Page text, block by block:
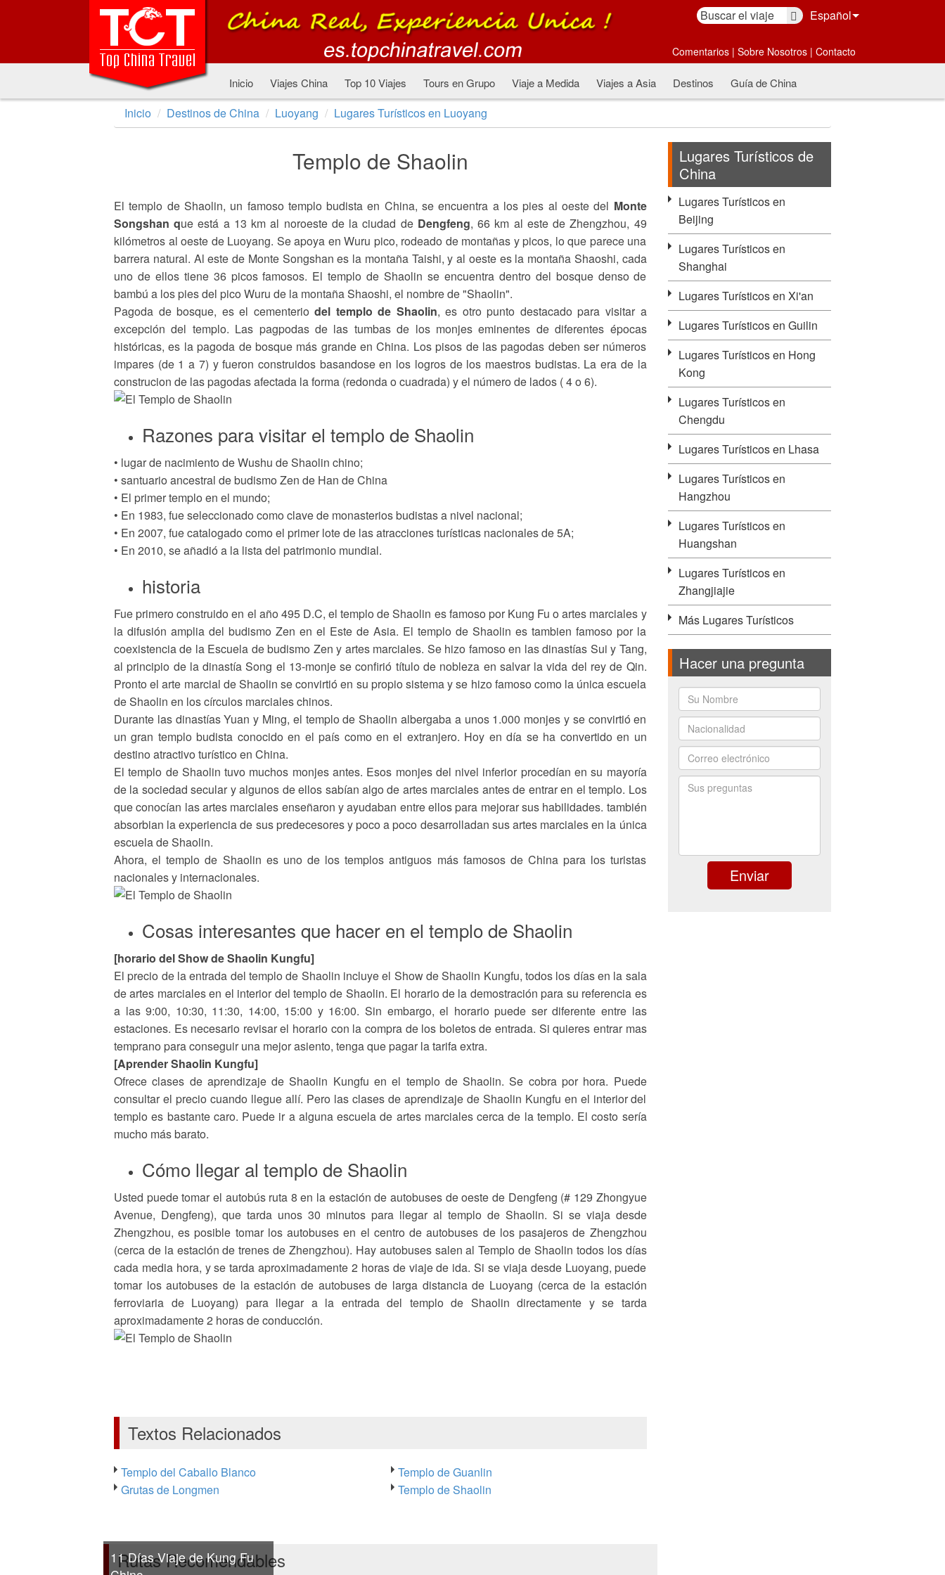
Español
Comentarios | Sobre Nosotros | Contacto
Inicio Viajes China Top 10 Viajes Tours en Grupo Viaje a Medida Viajes a Asia Destinos Guía de China
Inicio Destinos de China Luoyang Lugares Turísticos en Luoyang
Templo de Shaolin
El templo de Shaolin, un famoso templo budista en China, se encuentra a los pies al oeste del Monte
Songshan que está a 13 km al noroeste de la ciudad de Dengfeng, 66 km al este de Zhengzhou, 49
kilómetros al oeste de Luoyang. Se apoya en Wuru pico, rodeado de montañas y picos, lo que parece una
barrera natural. Al este de Monte Songshan es la montaña Taishi, y al oeste es la montaña Shaoshi, cada
uno de ellos tiene 36 picos famosos. El templo de Shaolin se encuentra dentro del bosque denso de
bambú a los pies del pico Wuru de la montaña Shaoshi, el nombre de "Shaolin".
Pagoda de bosque, es el cementeriodel templo de Shaolin, es otro punto destacado para visitar a
excepción del templo. Las pagpodas de las tumbas de los monjes eminentes de diferentes épocas
históricas, es la pagoda de bosque más grande en China. Los pisos de las pagodas deben ser números
impares (de 1 a 7) y fueron construidos basandose en los logros de los maestros budistas. La era de la
construcion de las pagodas afectada la forma (redonda o cuadrada) y el número de lados ( 4 o 6).
Razones para visitar el templo de Shaolin
• lugar de nacimiento de Wushu de Shaolin chino;
• santuario ancestral de budismo Zen de Han de China
• El primer templo en el mundo;
• En 1983, fue seleccionado como clave de monasterios budistas a nivel nacional;
• En 2007, fue catalogado como el primer lote de las atracciones turísticas nacionales de 5A;
• En 2010, se añadió a la lista del patrimonio mundial.
historia
Fue primero construido en el año 495 D.C, el templo de Shaolin es famoso por Kung Fu o artes marciales y
la difusión amplia del budismo Zen en el Este de Asia. El templo de Shaolin es tambien famoso por la
coexistencia de la Escuela de budismo Zen y artes marciales. Se hizo famoso en las dinastías Sui y Tang,
al principio de la dinastía Song el 13-monje se confirió título de nobleza en salvar la vida del rey de Qin.
Pronto el arte marcial de Shaolin se convirtió en su propio sistema y se hizo famoso como la única escuela
de Shaolin en los círculos marciales chinos.
Durante las dinastías Yuan y Ming, el templo de Shaolin albergaba a unos 1.000 monjes y se convirtió en
un gran templo budista conocido en el país como en el extranjero. Hoy en día se ha convertido en un
destino atractivo turístico en China.
El templo de Shaolin tuvo muchos monjes antes. Esos monjes del nivel inferior procedían en su mayoría
de la sociedad secular y algunos de ellos sabían algo de artes marciales antes de entrar en el templo. Los
que conocían las artes marciales enseñaron y ayudaban entre ellos para mejorar sus habilidades. también
absorbian la experiencia de sus predecesores y poco a poco desarrolladan sus artes marciales en la única
escuela de Shaolin.
Ahora, el templo de Shaolin es uno de los templos antiguos más famosos de China para los turistas
nacionales y internacionales.
Cosas interesantes que hacer en el templo de Shaolin
[horario del Show de Shaolin Kungfu]
El precio de la entrada del templo de Shaolin incluye el Show de Shaolin Kungfu, todos los días en la sala
de artes marciales en el interior del templo de Shaolin. El horario de la demostración para su referencia es
a las 9:00, 10:30, 11:30, 14:00, 15:00 y 16:00. Sin embargo, el horario puede ser diferente entre las
estaciones. Es necesario revisar el horario con la compra de los boletos de entrada. Si quieres entrar mas
temprano para conseguir una mejor asiento, tenga que pagar la tarifa extra.
[Aprender Shaolin Kungfu]
Ofrece clases de aprendizaje de Shaolin Kungfu en el templo de Shaolin. Se cobra por hora. Puede
consultar el precio cuando llegue allí. Pero las clases de aprendizaje de Shaolin Kungfu en el interior del
templo es bastante caro. Puede ir a alguna escuela de artes marciales cerca de la templo. El costo sería
mucho más barato.
Cómo llegar al templo de Shaolin
Usted puede tomar el autobús ruta 8 en la estación de autobuses de oeste de Dengfeng (# 129 Zhongyue
Avenue, Dengfeng), que tarda unos 30 minutos para llegar al templo de Shaolin. Si se viaja desde
Zhengzhou, es posible tomar los autobuses en el centro de autobuses de los pasajeros de Zhengzhou
(cerca de la estación de trenes de Zhengzhou). Hay autobuses salen al Templo de Shaolin todos los días
cada media hora, y se tarda aproximadamente 2 horas de viaje de ida. Si se viaja desde Luoyang, puede
tomar los autobuses de la estación de autobuses de larga distancia de Luoyang (cerca de la estación
ferroviaria de Luoyang) para llegar a la entrada del templo de Shaolin directamente y se tarda
aproximadamente 2 horas de conducción.
Textos Relacionados
Templo del Caballo Blanco
Templo de Guanlin
Grutas de Longmen
Templo de Shaolin
Rutas Recomendables
11 Días Viaje de Kung Fu
Lugares Turísticos de
China
Lugares Turísticos en
Beijing
Lugares Turísticos en
Shanghai
Lugares Turísticos en Xi'an
Lugares Turísticos en Guilin
Lugares Turísticos en Hong
Kong
Lugares Turísticos en
Chengdu
Lugares Turísticos en Lhasa
Lugares Turísticos en
Hangzhou
Lugares Turísticos en
Huangshan
Lugares Turísticos en
Zhangjiajie
Más Lugares Turísticos
Hacer una pregunta